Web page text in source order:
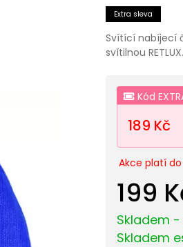
Extra sleva
Svítící nabíjecí
svítilnou
Kód
189 Kč
Akce platí
199
Skladem
Skladem